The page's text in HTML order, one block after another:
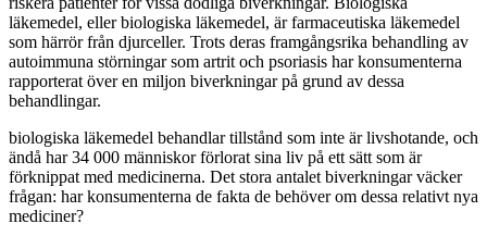
läkemedel, eller biologiska läkemedel, är farmaceutiska läkemedel
som härrör från djurceller. Trots deras framgångsrika behandling av
autoimmuna störningar som artrit och psoriasis har konsumenterna
rapporterat över en miljon biverkningar på grund av dessa
behandlingar.
biologiska läkemedel behandlar tillstånd som inte är livshotande, och
ändå har 34 000 människor förlorat sina liv på ett sätt som är
förknippat med medicinerna. Det stora antalet biverkningar väcker
frågan: har konsumenterna de fakta de behöver om dessa relativt nya
mediciner?